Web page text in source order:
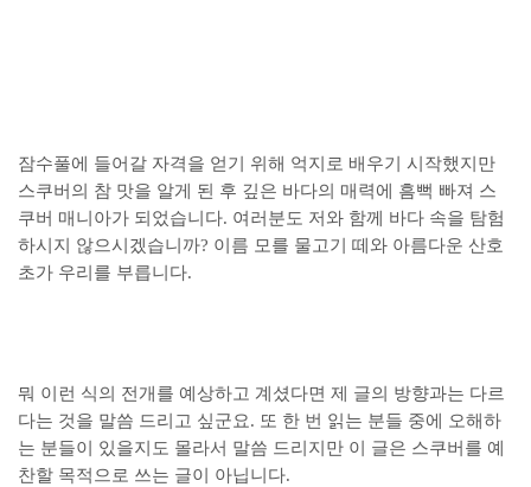
잠수풀에 들어갈 자격을 얻기 위해 억지로 배우기 시작했지만
스쿠버의 참 맛을 알게 된 후 깊은 바다의 매력에 흠뻑 빠져 스
쿠버 매니아가 되었습니다. 여러분도 저와 함께 바다 속을 탐험
하시지 않으시겠습니까? 이름 모를 물고기 떼와 아름다운 산호
초가 우리를 부릅니다.
뭐 이런 식의 전개를 예상하고 계셨다면 제 글의 방향과는 다르
다는 것을 말씀 드리고 싶군요. 또 한 번 읽는 분들 중에 오해하
는 분들이 있을지도 몰라서 말씀 드리지만 이 글은 스쿠버를 예
찬할 목적으로 쓰는 글이 아닙니다.